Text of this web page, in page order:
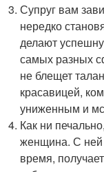
Супруг вам
нередко
делают
самых разных
не блещет
красавицей,
униженным и
Как ни
женщина. С ней
время,